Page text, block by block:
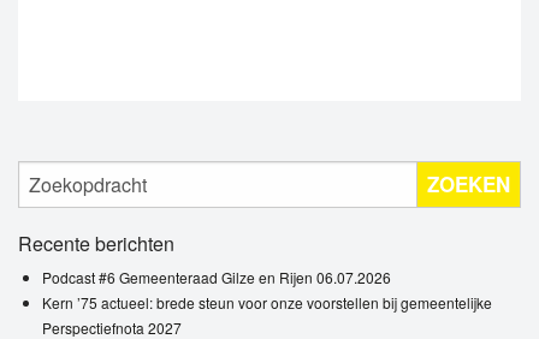
ZOEKEN
Recente berichten
Podcast #6 Gemeenteraad Gilze en Rijen 06.07.2026
Kern ’75 actueel: brede steun voor onze voorstellen bij gemeentelijke
Perspectiefnota 2027